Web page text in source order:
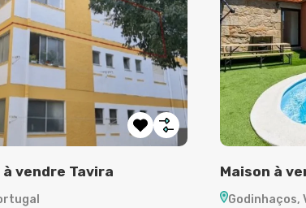
vendre Tavira Maison à
Godinhaços,